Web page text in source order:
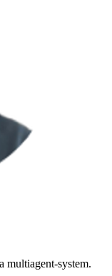
multiagent-system.